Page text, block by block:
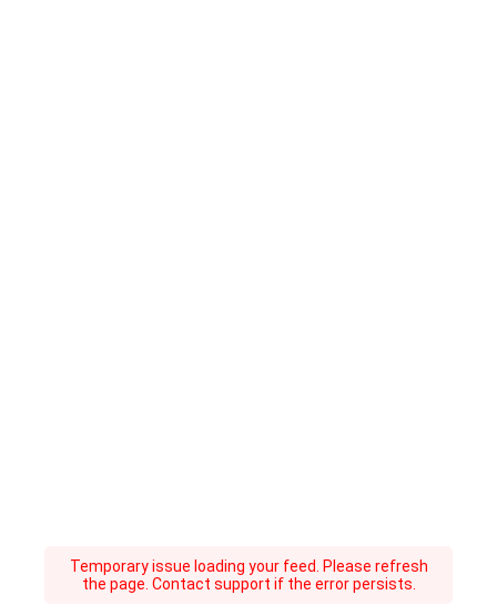
Temporary issue loading your feed. Please refresh
the page. Contact support if the error persists.